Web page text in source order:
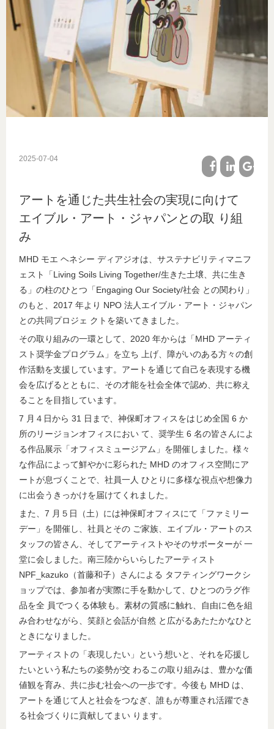
2025-07-04
アートを通じた共生社会の実現に向けて
エイブル・アート・ジャパンとの取 り組
み
MHD モエ ヘネシー ディアジオは、サステナビリティマニフ
ェスト「Living Soils Living Together/生きた土壌、共に生き
る」の柱のひとつ「Engaging Our Society/社会 との関わり」
のもと、2017 年より NPO 法人エイブル・アート・ジャパン
との共同プロジェ クトを築いてきました。
その取り組みの一環として、2020 年からは「MHD アーティ
スト奨学金プログラム」を立ち 上げ、障がいのある方々の創
作活動を支援しています。アートを通じて自己を表現する機
会を広げるとともに、その才能を社会全体で認め、共に称え
ることを目指しています。
7 月４日から 31 日まで、神保町オフィスをはじめ全国 6 か
所のリージョンオフィスにおい て、奨学生 6 名の皆さんによ
る作品展示「オフィスミュージアム」を開催しました。様々
な作品によって鮮やかに彩られた MHD のオフィス空間にア
ートが息づくことで、社員一人 ひとりに多様な視点や想像力
に出会うきっかけを届けてくれました。
また、7 月５日（土）には神保町オフィスにて「ファミリー
デー」を開催し、社員とその ご家族、エイブル・アートのス
タッフの皆さん、そしてアーティストやそのサポーターが 一
堂に会しました。南三陸からいらしたアーティスト
NPF_kazuko（首藤和子）さんによる タフティングワークシ
ョップでは、参加者が実際に手を動かして、ひとつのラグ作
品を全 員でつくる体験も。素材の質感に触れ、自由に色を組
み合わせながら、笑顔と会話が自然 と広がるあたたかなひと
ときになりました。
アーティストの「表現したい」という想いと、それを応援し
たいという私たちの姿勢が交 わるこの取り組みは、豊かな価
値観を育み、共に歩む社会への一歩です。今後も MHD は、
アートを通じて人と社会をつなぎ、誰もが尊重され活躍でき
る社会づくりに貢献してまい ります。